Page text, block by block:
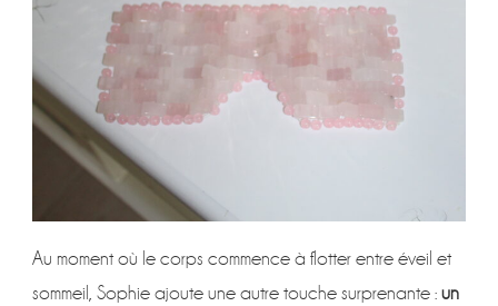
Au moment où le corps commence à flotter entre éveil et
sommeil, Sophie ajoute une autre touche surprenante : un